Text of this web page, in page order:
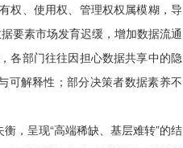
权、使用权、管理权权属模糊，导
要素市场发育迟缓，增加数据流通
各部门往往因担心数据共享中的隐
可解释性；部分决策者数据素养不
，呈现“高端稀缺、基层难转”的结